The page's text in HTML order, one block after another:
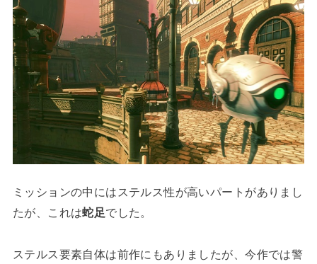
ミッションの中にはステルス性が高いパートがありまし
たが、これは蛇足でした。
ステルス要素自体は前作にもありましたが、今作では警